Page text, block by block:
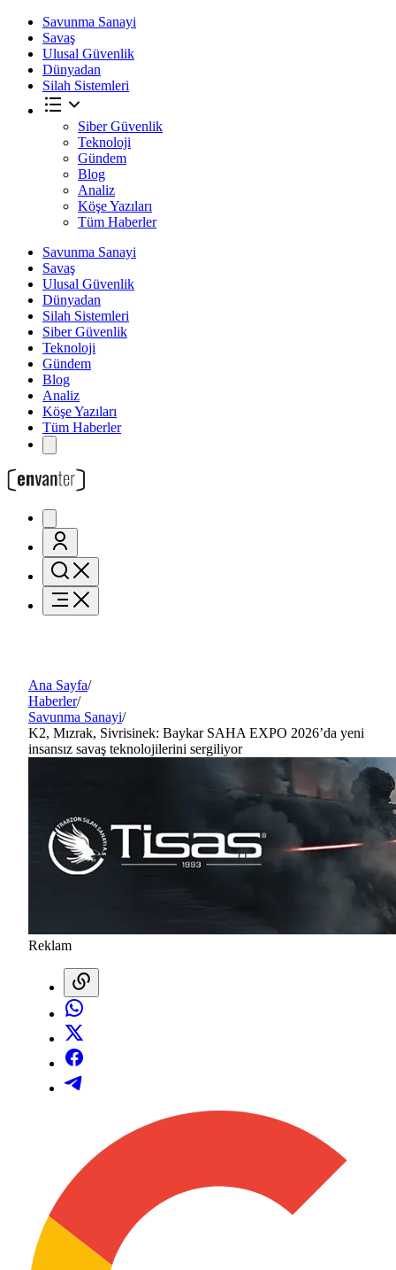
Savunma Sanayi
Savaş
Ulusal Güvenlik
Dünyadan
Silah Sistemleri
Siber Güvenlik
Teknoloji
Gündem
Blog
Analiz
Köşe Yazıları
Tüm Haberler
Savunma Sanayi
Savaş
Ulusal Güvenlik
Dünyadan
Silah Sistemleri
Siber Güvenlik
Teknoloji
Gündem
Blog
Analiz
Köşe Yazıları
Tüm Haberler
Ana Sayfa/
Haberler/
Savunma Sanayi/
K2, Mızrak, Sivrisinek: Baykar SAHA EXPO 2026’da yeni
insansız savaş teknolojilerini sergiliyor
Reklam